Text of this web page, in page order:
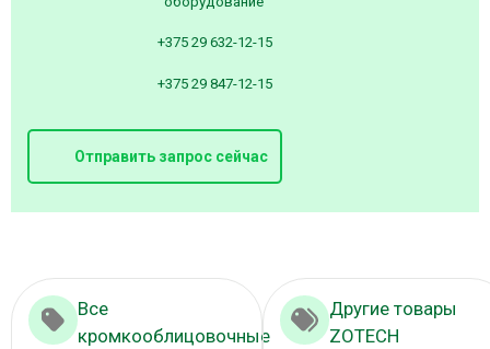
+375 29 632-12-15
+375 29 847-12-15
Отправить запрос сейчас
Все
кромкооблицовочные
Другие товары
ZOTECH